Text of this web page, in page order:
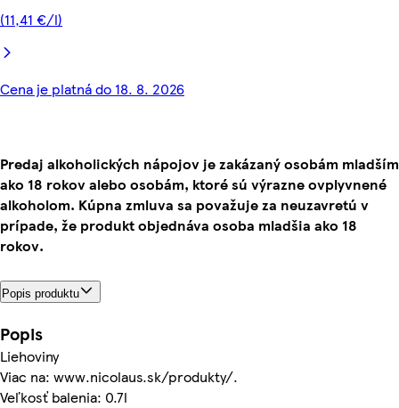
(11,41 €/l)
Cena je platná do 18. 8. 2026
Predaj alkoholických nápojov je zakázaný osobám mladším
ako 18 rokov alebo osobám, ktoré sú výrazne ovplyvnené
alkoholom. Kúpna zmluva sa považuje za neuzavretú v
prípade, že produkt objednáva osoba mladšia ako 18
rokov.
Popis produktu
Popis
Liehoviny
Viac na: www.nicolaus.sk/produkty/.
Veľkosť balenia: 0.7l